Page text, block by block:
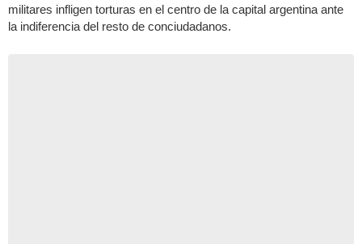
militares infligen torturas en el centro de la capital argentina ante
la indiferencia del resto de conciudadanos.